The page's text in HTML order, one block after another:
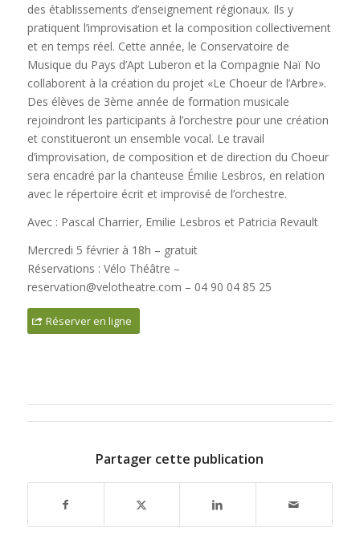
des établissements d’enseignement régionaux. Ils y
pratiquent l’improvisation et la composition collectivement
et en temps réel. Cette année, le Conservatoire de
Musique du Pays d’Apt Luberon et la Compagnie Naï No
collaborent à la création du projet «Le Choeur de l’Arbre».
Des élèves de 3ème année de formation musicale
rejoindront les participants à l’orchestre pour une création
et constitueront un ensemble vocal. Le travail
d’improvisation, de composition et de direction du Choeur
sera encadré par la chanteuse Émilie Lesbros, en relation
avec le répertoire écrit et improvisé de l’orchestre.
Avec : Pascal Charrier, Emilie Lesbros et Patricia Revault
Mercredi 5 février à 18h – gratuit
Réservations : Vélo Théâtre –
reservation@velotheatre.com – 04 90 04 85 25
Réserver en ligne
Partager cette publication